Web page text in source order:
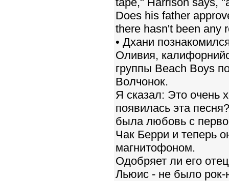
Does his father
there hasn't been any
• Дхани
Оливия,
группы Beach Boys
Волчонок.
Я сказал: Это очень
появилась эта
была любовь с
Чак Берри и теперь
магнитофоном.
Одобряет ли его
Льюис - не было рок-